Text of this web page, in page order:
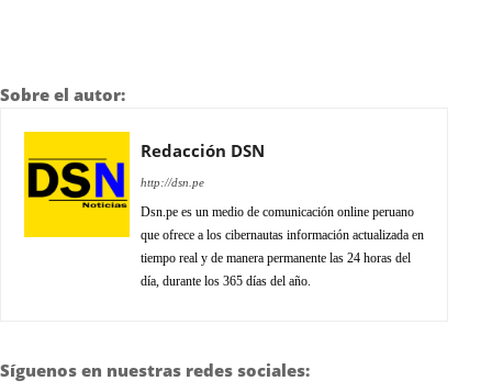
Sobre el autor:
Redacción DSN
http://dsn.pe
Dsn.pe es un medio de comunicación online peruano
que ofrece a los cibernautas información actualizada en
tiempo real y de manera permanente las 24 horas del
día, durante los 365 días del año.
Síguenos en nuestras redes sociales: